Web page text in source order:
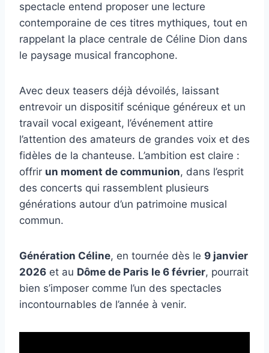
spectacle entend proposer une lecture
contemporaine de ces titres mythiques, tout en
rappelant la place centrale de Céline Dion dans
le paysage musical francophone.
Avec deux teasers déjà dévoilés, laissant
entrevoir un dispositif scénique généreux et un
travail vocal exigeant, l’événement attire
l’attention des amateurs de grandes voix et des
fidèles de la chanteuse. L’ambition est claire :
offrir un moment de communion, dans l’esprit
des concerts qui rassemblent plusieurs
générations autour d’un patrimoine musical
commun.
Génération Céline, en tournée dès le 9 janvier
2026 et au Dôme de Paris le 6 février, pourrait
bien s’imposer comme l’un des spectacles
incontournables de l’année à venir.